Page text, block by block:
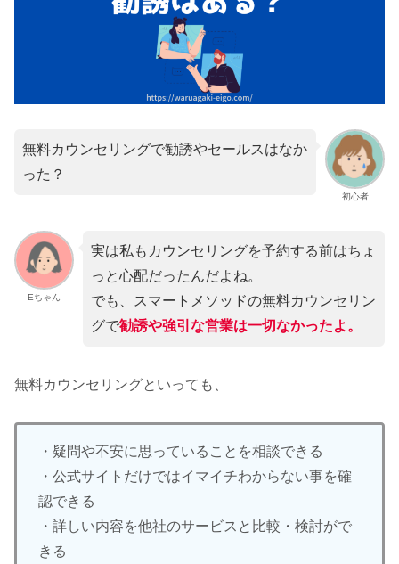
初心者
無料カウンセリングで勧誘やセールスはなか
った？
Eちゃん
実は私もカウンセリングを予約する前はちょ
っと心配だったんだよね。
でも、スマートメソッドの無料カウンセリン
グで勧誘や強引な営業は一切なかったよ。
無料カウンセリングといっても、
・疑問や不安に思っていることを相談できる
・公式サイトだけではイマイチわからない事を確
認できる
・詳しい内容を他社のサービスと比較・検討がで
きる